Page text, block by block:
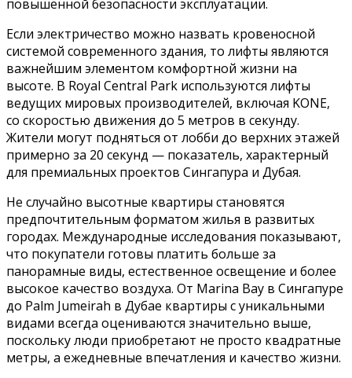
повышенной безопасности эксплуатации.
Если электричество можно назвать кровеносной
системой современного здания, то лифты являются
важнейшим элементом комфортной жизни на
высоте. В Royal Central Park используются лифты
ведущих мировых производителей, включая KONE,
со скоростью движения до 5 метров в секунду.
Жители могут подняться от лобби до верхних этажей
примерно за 20 секунд — показатель, характерный
для премиальных проектов Сингапура и Дубая.
Не случайно высотные квартиры становятся
предпочтительным форматом жилья в развитых
городах. Международные исследования показывают,
что покупатели готовы платить больше за
панорамные виды, естественное освещение и более
высокое качество воздуха. От Marina Bay в Сингапуре
до Palm Jumeirah в Дубае квартиры с уникальными
видами всегда оцениваются значительно выше,
поскольку люди приобретают не просто квадратные
метры, а ежедневные впечатления и качество жизни.